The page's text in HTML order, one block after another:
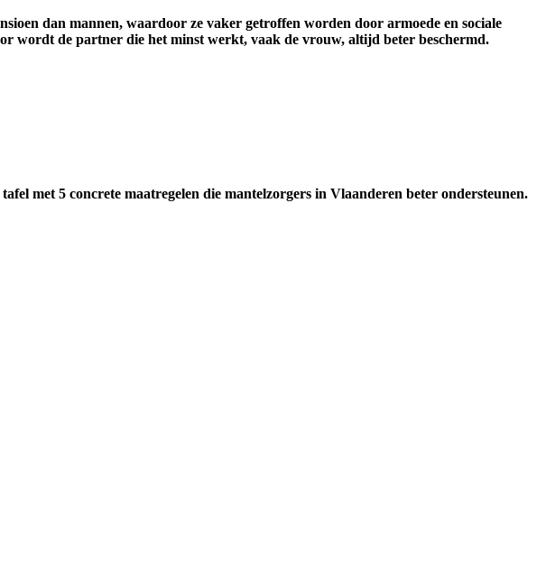
dan mannen, waardoor ze vaker getroffen worden door armoede en sociale
wordt de partner die het minst werkt, vaak de vrouw, altijd beter beschermd.
met 5 concrete maatregelen die mantelzorgers in Vlaanderen beter ondersteunen.